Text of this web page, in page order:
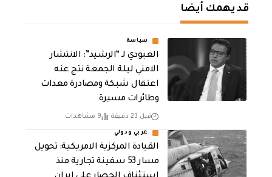
قد يهمك أيضا
سياسة
العبودي لـ “الرشيد”: الانتشار
الامني ليلة الجمعة نتج عنه
اعتقال شبكة ومصادرة معدات
وطائرات مسيرة
قبل 23 دقيقة 9 مشاهدات
عربي ودولي
القيادة المركزية الامريكية: تحويل
مسار 53 سفينة تجارية منذ